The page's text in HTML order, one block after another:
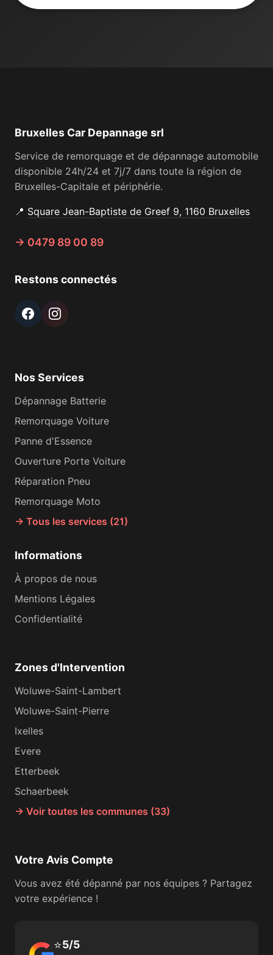
Bruxelles Car Depannage srl
Service de remorquage et de dépannage automobile
disponible 24h/24 et 7j/7 dans toute la région de
Bruxelles-Capitale et périphérie.
📍 Square Jean-Baptiste de Greef 9, 1160 Bruxelles
→ 0479 89 00 89
Restons connectés
Nos Services
Dépannage Batterie
Remorquage Voiture
Panne d'Essence
Ouverture Porte Voiture
Réparation Pneu
Remorquage Moto
→ Tous les services (21)
Informations
À propos de nous
Mentions Légales
Confidentialité
Zones d'Intervention
Woluwe-Saint-Lambert
Woluwe-Saint-Pierre
Ixelles
Evere
Etterbeek
Schaerbeek
→ Voir toutes les communes (33)
Votre Avis Compte
Vous avez été dépanné par nos équipes ? Partagez
votre expérience !
⭐5/5